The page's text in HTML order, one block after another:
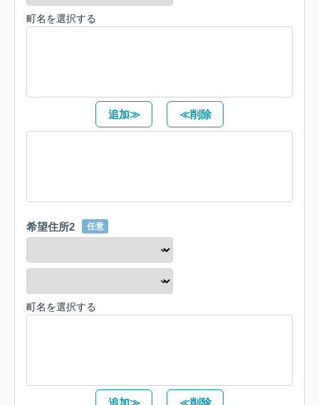
町名を選択する
追加≫ ≪削除
希望住所2 任意
町名を選択する
追加≫ ≪削除